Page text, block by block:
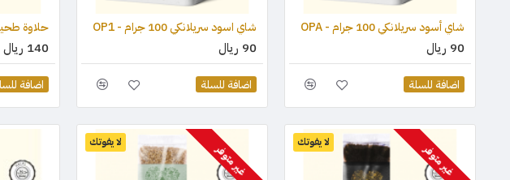
شاي أسود سريلانكي 100 جرام - OPA
90 ريال
اضافة للسلة
شاي اسود سريلانكي 100 جرام - OP1
90 ريال
اضافة للسلة
140 ريال
اضافة
لا يفوتك
غير متوفر
لا يفوتك
غير متوفر